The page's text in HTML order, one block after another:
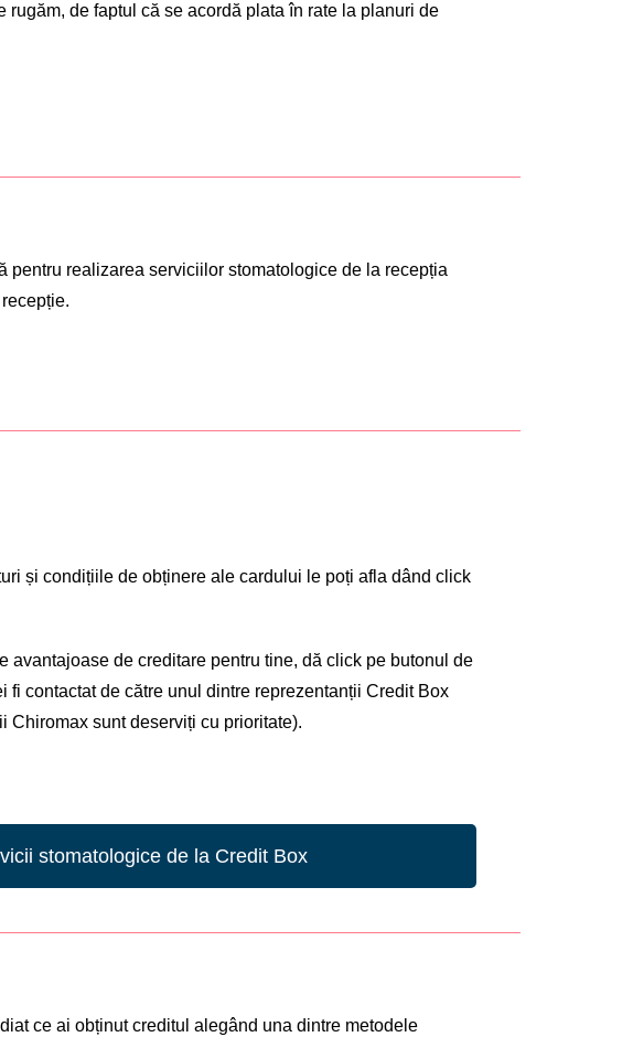
de faptul că se acordă plata în rate la planuri de
pentru realizarea serviciilor stomatologice de la recepția
și condițiile de obținere ale cardului le poți afla dând click
de creditare pentru tine, dă click pe butonul de
contactat de către unul dintre reprezentanții Credit Box
Chiromax sunt deserviți cu prioritate).
stomatologice de la Credit Box
ce ai obținut creditul alegând una dintre metodele